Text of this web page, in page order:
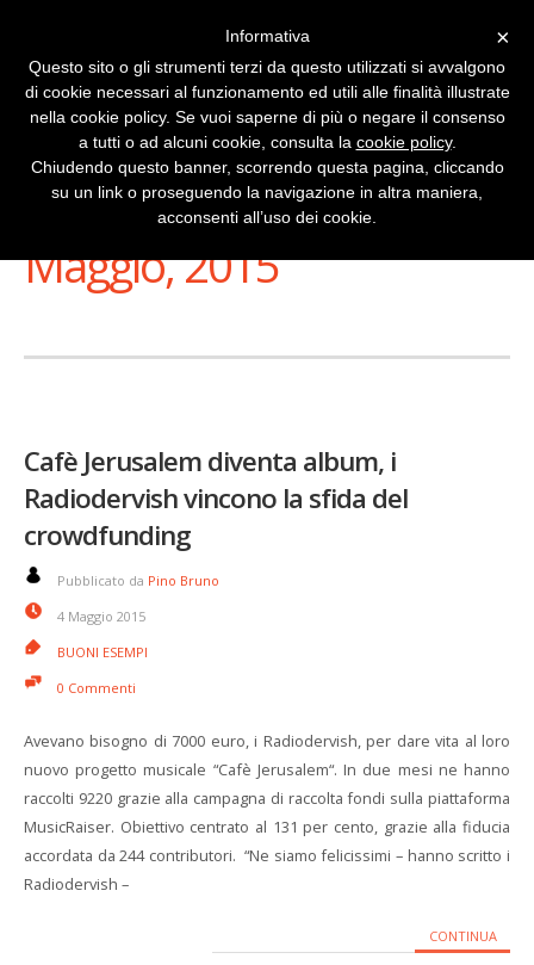
Stai Visualizzando
Maggio, 2015
Cafè Jerusalem diventa album, i
Radiodervish vincono la sfida del
crowdfunding
Pubblicato da Pino Bruno
4 Maggio 2015
BUONI ESEMPI
0 Commenti
Avevano bisogno di 7000 euro, i Radiodervish, per dare vita al loro
nuovo progetto musicale “Cafè Jerusalem“. In due mesi ne hanno
raccolti 9220 grazie alla campagna di raccolta fondi sulla piattaforma
MusicRaiser. Obiettivo centrato al 131 per cento, grazie alla fiducia
accordata da 244 contributori. “Ne siamo felicissimi – hanno scritto i
Radiodervish –
CONTINUA
×
Informativa
Questo sito o gli strumenti terzi da questo utilizzati si avvalgono
di cookie necessari al funzionamento ed utili alle finalità illustrate
nella cookie policy. Se vuoi saperne di più o negare il consenso
a tutti o ad alcuni cookie, consulta la cookie policy.
Chiudendo questo banner, scorrendo questa pagina, cliccando
su un link o proseguendo la navigazione in altra maniera,
acconsenti all’uso dei cookie.